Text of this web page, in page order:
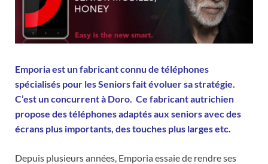
Emporia est un fabricant connu de téléphones
spécialisés pour les Seniors fait évoluer sa stratégie.
C’est un concurrent à Doro. Ce fabricant autrichien
propose des téléphones adaptés aux seniors avec des
écrans plus importants, des touches plus larges etc.
Depuis plusieurs années, Emporia essaie de rendre ses